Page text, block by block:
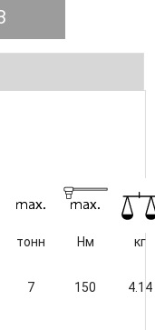
тонн Нм кг
7 150 4.14